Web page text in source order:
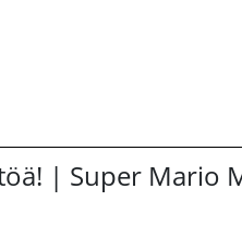
| Super Mario